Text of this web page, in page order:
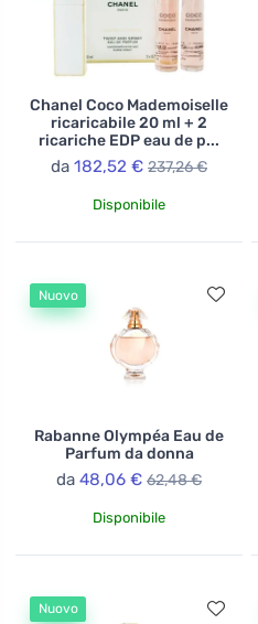
Chanel Coco Mademoiselle
ricaricabile 20 ml + 2
ricariche EDP eau de p...
da 182,52 € 237,26 €
Disponibile
Nuovo
Rabanne Olympéa Eau de
Parfum da donna
da 48,06 € 62,48 €
Disponibile
Nuovo